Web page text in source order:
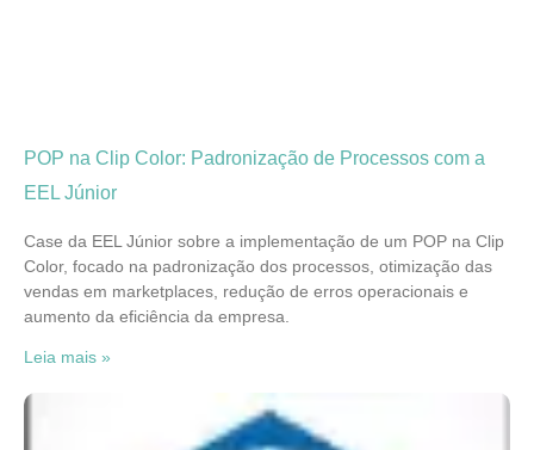
POP na Clip Color: Padronização de Processos com a
EEL Júnior
Case da EEL Júnior sobre a implementação de um POP na Clip
Color, focado na padronização dos processos, otimização das
vendas em marketplaces, redução de erros operacionais e
aumento da eficiência da empresa.
Leia mais »